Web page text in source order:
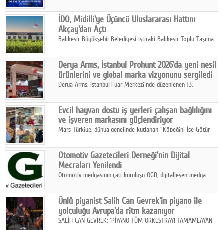
Yazarlar
Künye
SOSYAL MEDYA
Facebook
Twitter
Google Plus
© 2026 TÜM HAKLARI SAKLIDIR
haritasında önemli bir destinasyon haline getirmeye
hazırlanıyor.
İDO, Midilli'ye Üçüncü Uluslararası Hattını
Akçay'dan Açtı
Balıkesir Büyükşehir Belediyesi iştiraki Balıkesir Toplu Taşıma
Midilli hattının resmi açılışı gerçekleştirildi.
Derya Arms, İstanbul Prohunt 2026'da yeni nesil
ürünlerini ve global marka vizyonunu sergiledi
Derya Arms, İstanbul Fuar Merkezi'nde düzenlenen 13.
Fuarı'nda sektör profesyonelleri, iş ortakları, bayiler ve son
kullanıcılarla bir araya geldi.
Evcil hayvan dostu iş yerleri çalışan bağlılığını
ve işveren markasını güçlendiriyor
Mars Türkiye, dünya genelinde kutlanan "Köpeğini İşe Götür
çalışan bağlılığı, iyi olma hali ve işveren markası üzerindeki
etkisine dikkat çekti.
Otomotiv Gazetecileri Derneği'nin Dijital
Mecraları Yenilendi
Otomotiv medyasının çatı kuruluşu OGD, dijitalleşen medya
hedefiyle internet sitesini ve sosyal medya kanallarını yeniledi.
Ünlü piyanist Salih Can Gevrek'in piyano ile
yolculuğu Avrupa'da ritm kazanıyor
SALİH CAN GEVREK: “PİYANO TÜM ORKESTRAYI TAMAMLAYAN